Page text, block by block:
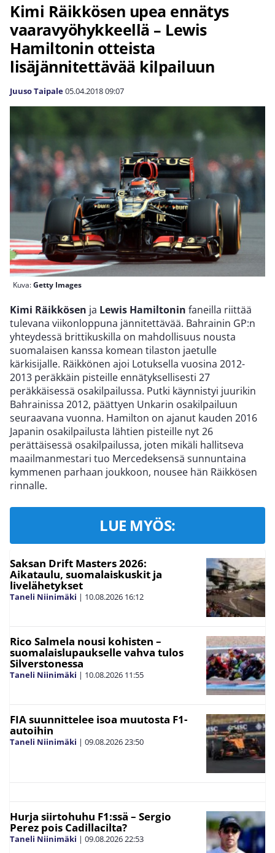
Kimi Räikkösen upea ennätys
vaaravyöhykkeellä – Lewis
Hamiltonin otteista
lisäjännitettävää kilpailuun
Juuso Taipale05.04.201809:07
Kuva:Getty Images
Kimi Räikkösen ja Lewis Hamiltonin faneilla riittää
tulevana viikonloppuna jännitettävää. Bahrainin GP:n
yhteydessä brittikuskilla on mahdollisuus nousta
suomalaisen kanssa komean tilaston jaetulle
kärkisijalle. Räikkönen ajoi Lotuksella vuosina 2012-
2013 peräkkäin pisteille ennätyksellisesti 27
peräkkäisessä osakilpailussa. Putki käynnistyi juurikin
Bahrainissa 2012, päättyen Unkarin osakilpailuun
seuraavana vuonna. Hamilton on ajanut kauden 2016
Japanin osakilpailusta lähtien pisteille nyt 26
perättäisessä osakilpailussa, joten mikäli hallitseva
maailmanmestari tuo Mercedeksensä sunnuntaina
kymmenen parhaan joukkoon, nousee hän Räikkösen
rinnalle.
LUE MYÖS:
Saksan Drift Masters 2026:
Aikataulu, suomalaiskuskit ja
livelähetykset
Taneli Niinimäki | 10.08.2026 16:12
Rico Salmela nousi kohisten –
suomalaislupaukselle vahva tulos
Silverstonessa
Taneli Niinimäki | 10.08.2026 11:55
FIA suunnittelee isoa muutosta F1-
autoihin
Taneli Niinimäki | 09.08.202623:50
Hurja siirtohuhu F1:ssä – Sergio
Perez pois Cadillacilta?
Taneli Niinimäki | 09.08.202622:53